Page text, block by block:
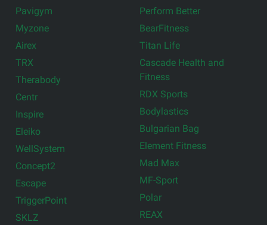
Pavigym
Myzone
Airex
TRX
Therabody
Centr
Inspire
Eleiko
WellSystem
Concept2
Escape
TriggerPoint
SKLZ
Perform Better
BearFitness
Titan Life
Cascade Health and
Fitness
RDX Sports
Bodylastics
Bulgarian Bag
Element Fitness
Mad Max
MF-Sport
Polar
REAX